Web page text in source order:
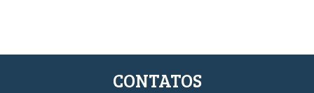
CONTATOS